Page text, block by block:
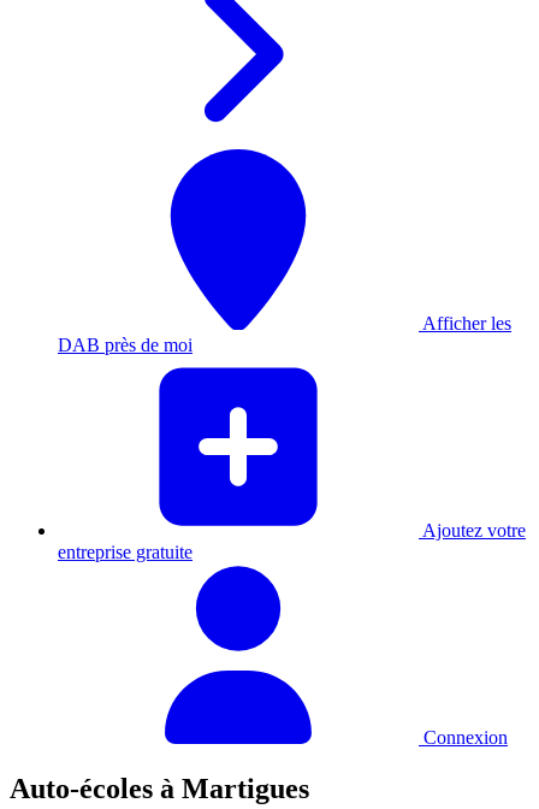
Afficher les
DAB près de moi
Ajoutez votre
entreprise gratuite
Connexion
Auto-écoles à Martigues